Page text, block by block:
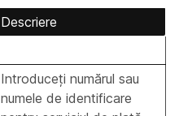
Descriere
Introduceți numărul sau
numele de identificare